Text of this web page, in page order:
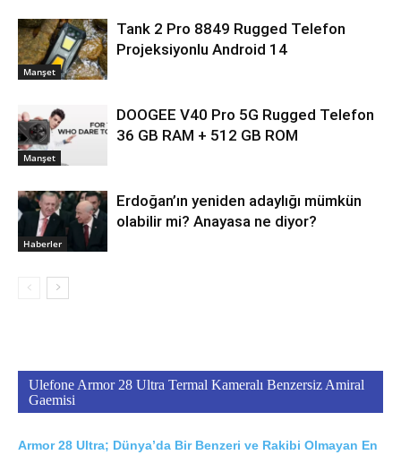
Manşet
Tank 2 Pro 8849 Rugged Telefon
Projeksiyonlu Android 14
Manşet
DOOGEE V40 Pro 5G Rugged Telefon
36 GB RAM + 512 GB ROM
Haberler
Erdoğan’ın yeniden adaylığı mümkün
olabilir mi? Anayasa ne diyor?
Ulefone Armor 28 Ultra Termal Kameralı Benzersiz Amiral
Gaemisi
Armor 28 Ultra; Dünya’da Bir Benzeri ve Rakibi Olmayan En